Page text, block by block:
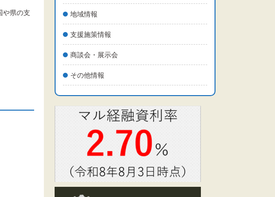
地域情報
支援施策情報
商談会・展示会
その他情報
や県の支